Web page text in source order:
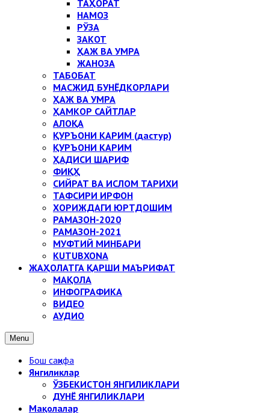
ТАҲОРАТ
НАМОЗ
РЎЗА
ЗАКОТ
ҲАЖ ВА УМРА
ЖАНОЗА
ТАБОБАТ
МАСЖИД БУНЁДКОРЛАРИ
ҲАЖ ВА УМРА
ҲАМКОР САЙТЛАР
АЛОҚА
ҚУРЪОНИ КАРИМ (дастур)
ҚУРЪОНИ КАРИМ
ҲАДИСИ ШАРИФ
ФИҚҲ
СИЙРАТ ВА ИСЛОМ ТАРИХИ
ТАФСИРИ ИРФОН
ХОРИЖДАГИ ЮРТДОШИМ
РАМАЗОН-2020
РАМАЗОН-2021
МУФТИЙ МИНБАРИ
KUTUBXONA
ЖАҲОЛАТГА ҚАРШИ МАЪРИФАТ
МАҚОЛА
ИНФОГРАФИКА
ВИДЕО
АУДИО
Menu
Бош саҳифа
Янгиликлар
ЎЗБЕКИСТОН ЯНГИЛИКЛАРИ
ДУНЁ ЯНГИЛИКЛАРИ
Мақолалар